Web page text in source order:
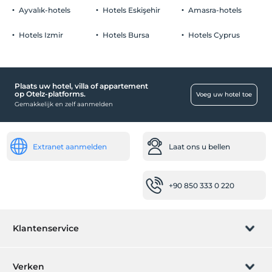
Kind
Kinderbadje
Zwembad
Openbare plaatsen
babybedje
winkelcentra
Ayvalık-hotels
Hotels Izmir
Hotels Eskişehir
Hotels Bursa
Amasra-hotels
Hotels Cyprus
Plaats uw hotel, villa of appartement
op Otelz-platforms.
Gemakkelijk en zelf aanmelden
Voeg uw hotel toe
Extranet aanmelden Laat ons u bellen
+90 850 333 0 220
Klantenservice
Boeking beheren
Verken